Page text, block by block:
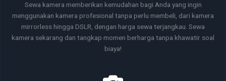
Sewa kamera memberikan kemudahan bagi Anda yang ingin
menggunakan kamera profesional tanpa perlu membeli, dari kamera
mirrorless hingga DSLR, dengan harga sewa terjangkau. Sewa
kamera sekarang dan tangkap momen berharga tanpa khawatir soal
biaya!